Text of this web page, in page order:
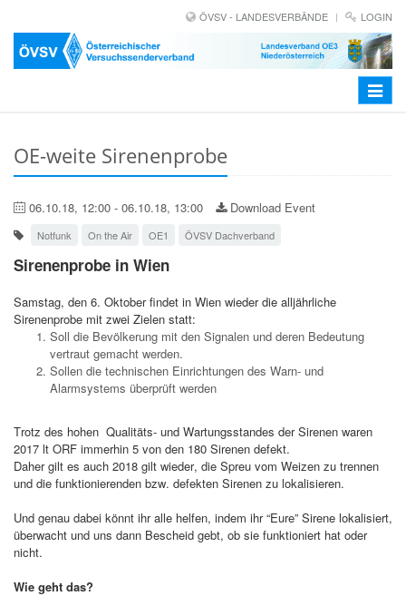
ÖVSV - LANDESVERBÄNDE LOGIN
Toggle
OE-weite Sirenenprobe
06.10.18, 12:00 - 06.10.18, 13:00 Download Event
Notfunk On the Air OE1 ÖVSV Dachverband
Sirenenprobe in Wien
Samstag, den 6. Oktober findet in Wien wieder die alljährliche
Sirenenprobe mit zwei Zielen statt:
Soll die Bevölkerung mit den Signalen und deren Bedeutung
vertraut gemacht werden.
Sollen die technischen Einrichtungen des Warn- und
Alarmsystems überprüft werden
Trotz des hohen Qualitäts- und Wartungsstandes der Sirenen waren
2017 lt ORF immerhin 5 von den 180 Sirenen defekt.
Daher gilt es auch 2018 gilt wieder, die Spreu vom Weizen zu trennen
und die funktionierenden bzw. defekten Sirenen zu lokalisieren.
Und genau dabei könnt ihr alle helfen, indem ihr “Eure” Sirene lokalisiert,
überwacht und uns dann Bescheid gebt, ob sie funktioniert hat oder
nicht.
Wie geht das?